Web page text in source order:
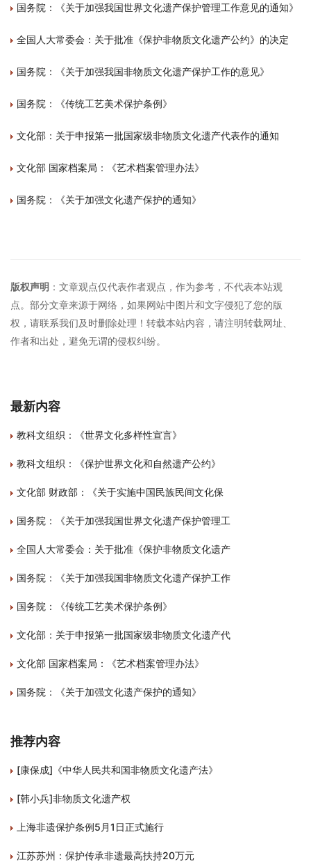
国务院：《关于加强我国世界文化遗产保护管理工作意见的通知》
全国人大常委会：关于批准《保护非物质文化遗产公约》的决定
国务院：《关于加强我国非物质文化遗产保护工作的意见》
国务院：《传统工艺美术保护条例》
文化部：关于申报第一批国家级非物质文化遗产代表作的通知
文化部 国家档案局：《艺术档案管理办法》
国务院：《关于加强文化遗产保护的通知》
版权声明 ：文章观点仅代表作者观点，作为参考，不代表本站观
点。部分文章来源于网络，如果网站中图片和文字侵犯了您的版
权，请联系我们及时删除处理！转载本站内容，请注明转载网址、
作者和出处，避免无谓的侵权纠纷。
最新内容
教科文组织：《世界文化多样性宣言》
教科文组织：《保护世界文化和自然遗产公约》
文化部 财政部：《关于实施中国民族民间文化保
国务院：《关于加强我国世界文化遗产保护管理工
全国人大常委会：关于批准《保护非物质文化遗产
国务院：《关于加强我国非物质文化遗产保护工作
国务院：《传统工艺美术保护条例》
文化部：关于申报第一批国家级非物质文化遗产代
文化部 国家档案局：《艺术档案管理办法》
国务院：《关于加强文化遗产保护的通知》
推荐内容
[康保成]《中华人民共和国非物质文化遗产法》
[韩小兵]非物质文化遗产权
上海非遗保护条例5月1日正式施行
江苏苏州：保护传承非遗最高扶持20万元